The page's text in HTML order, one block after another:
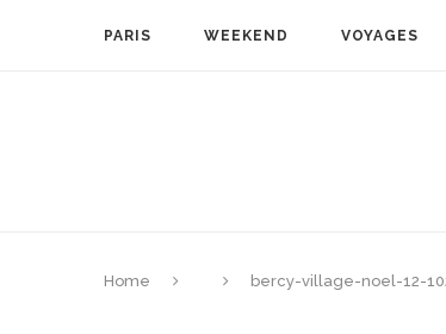
PARIS WEEKEND VOYAGES
Home bercy-village-noel-12-